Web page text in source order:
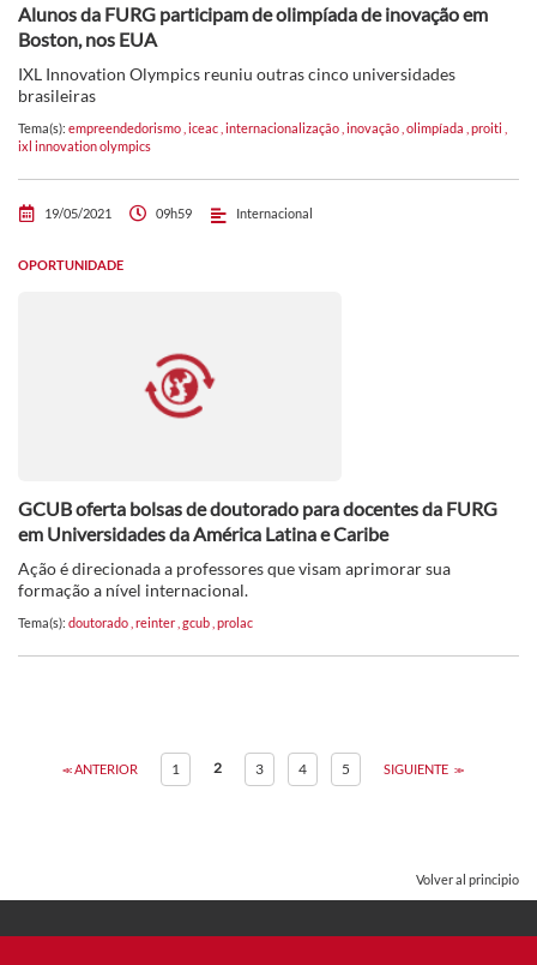
Alunos da FURG participam de olimpíada de inovação em
Boston, nos EUA
IXL Innovation Olympics reuniu outras cinco universidades
brasileiras
Tema(s): empreendedorismo iceac internacionalização inovação olimpíada proiti
ixl innovation olympics
19/05/2021 09h59 Internacional
OPORTUNIDADE
GCUB oferta bolsas de doutorado para docentes da FURG
em Universidades da América Latina e Caribe
Ação é direcionada a professores que visam aprimorar sua
formação a nível internacional.
Tema(s): doutorado reinter gcub prolac
ANTERIOR 1 2 3 4 5 SIGUIENTE
Volver al principio